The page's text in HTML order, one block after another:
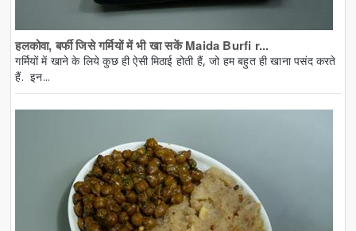
हलकोवा, बर्फी जिसे गर्मियों में भी खा सकें Maida Burfi r...
गर्मियों में खाने के लिये कुछ ही ऐसी मिठाई होती हैं, जो हम बहुत ही खाना पसंद करते
हैं. इन...